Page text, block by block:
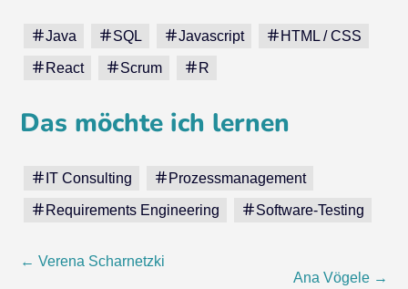
Java SQL Javascript HTML / CSS
React Scrum R
Das möchte ich lernen
IT Consulting Prozessmanagement
Requirements Engineering Software-Testing
Post
← Verena Scharnetzki
Ana Vögele →